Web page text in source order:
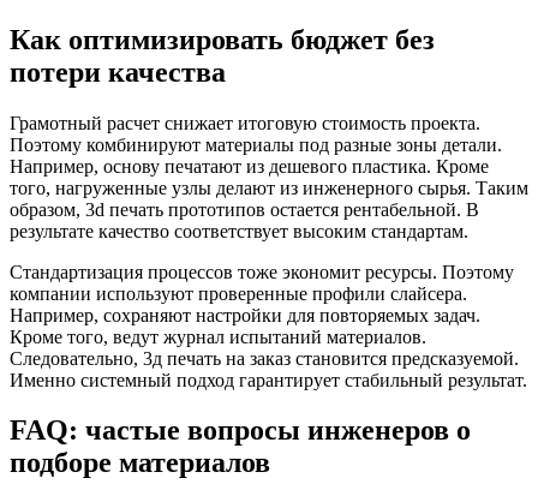
Как оптимизировать бюджет без
потери качества
Грамотный расчет снижает итоговую стоимость проекта.
Поэтому комбинируют материалы под разные зоны детали.
Например, основу печатают из дешевого пластика. Кроме
того, нагруженные узлы делают из инженерного сырья. Таким
образом, 3d печать прототипов остается рентабельной. В
результате качество соответствует высоким стандартам.
Стандартизация процессов тоже экономит ресурсы. Поэтому
компании используют проверенные профили слайсера.
Например, сохраняют настройки для повторяемых задач.
Кроме того, ведут журнал испытаний материалов.
Следовательно, 3д печать на заказ становится предсказуемой.
Именно системный подход гарантирует стабильный результат.
FAQ: частые вопросы инженеров о
подборе материалов